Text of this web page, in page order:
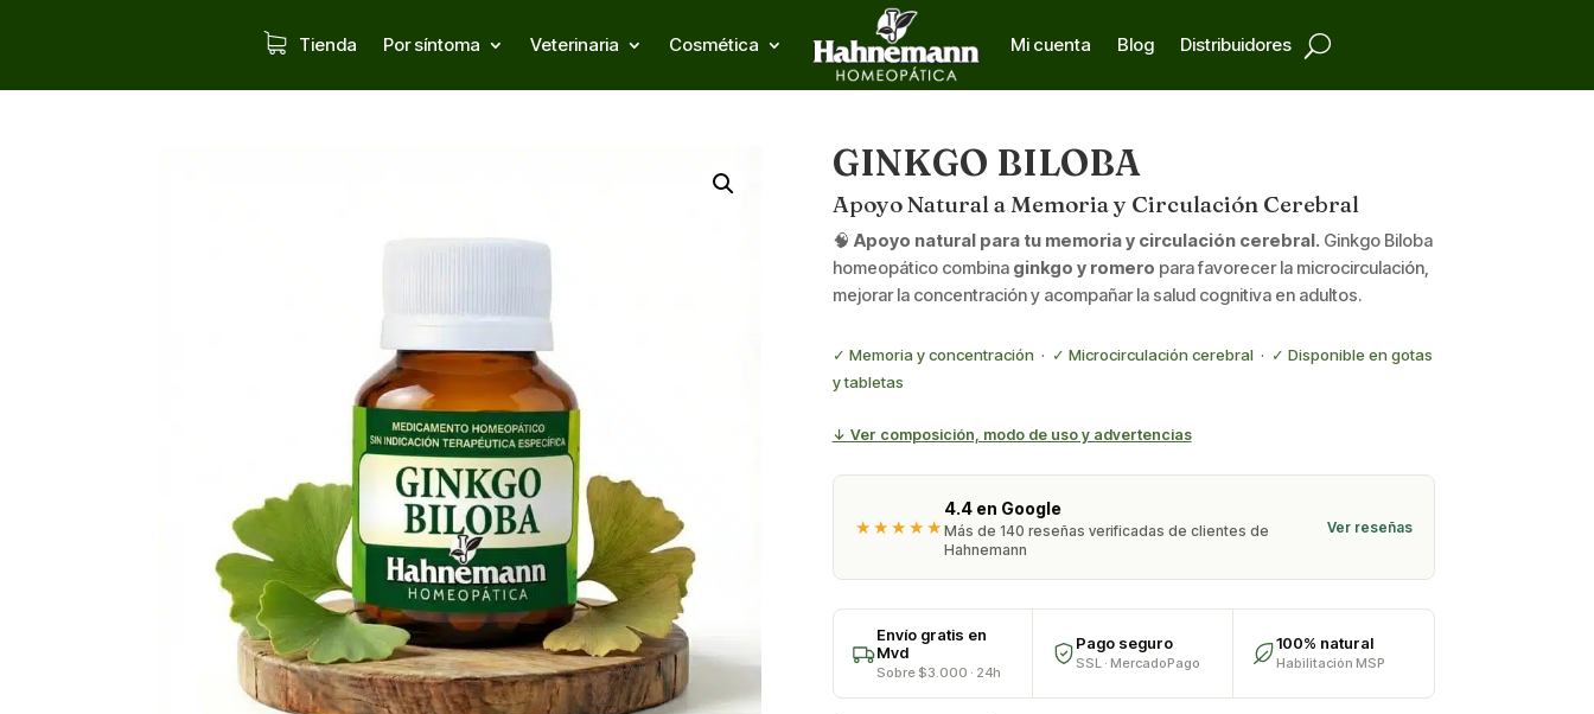
Tienda Por síntoma Veterinaria Cosmética Mi cuenta Blog Distribuidores
GINKGO BILOBA
Apoyo Natural a Memoria y Circulación Cerebral
🧠 Apoyo natural para tu memoria y circulación cerebral. Ginkgo Biloba
homeopático combina ginkgo y romero para favorecer la microcirculación,
mejorar la concentración y acompañar la salud cognitiva en adultos.
✓ Memoria y concentración · ✓ Microcirculación cerebral · ✓ Disponible en gotas
y tabletas
↓ Ver composición, modo de uso y advertencias
★★★★★
4.4 en Google
Más de 140 reseñas verificadas de clientes de
Hahnemann
Ver reseñas
Envío gratis en
Mvd
Sobre $3.000 · 24h
Pago seguro
SSL · MercadoPago
100% natural
Habilitación MSP